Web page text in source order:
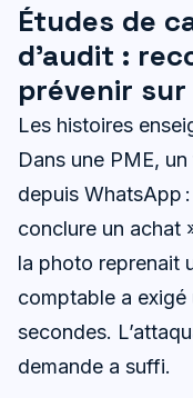
Études de
d’audit :
prévenir
Les histoires
Dans une PME,
depuis WhatsApp
conclure un achat
la photo reprenait
comptable a
secondes.
demande a suffi.